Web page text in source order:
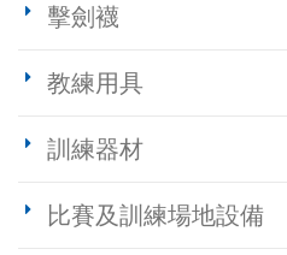
擊劍襪
教練用具
訓練器材
比賽及訓練場地設備